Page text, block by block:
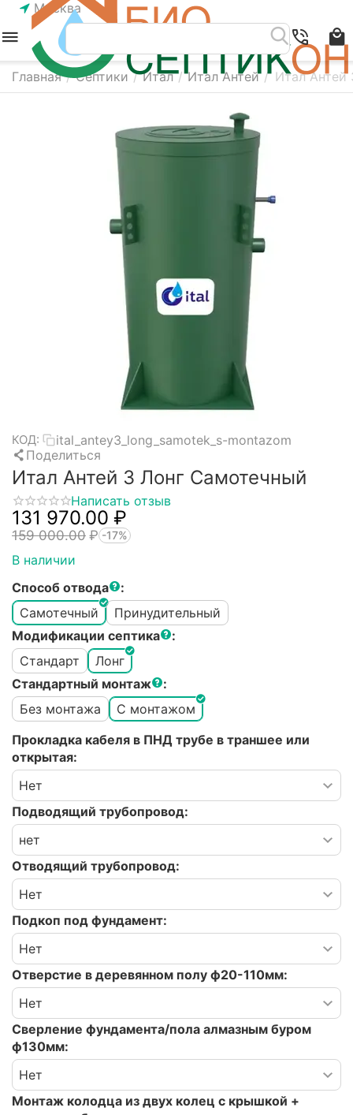
Москва
Главная / Септики / Итал / Итал Антей / Итал Антей
КОД:
ital_antey3_long_samotek_s-montazom
Поделиться
Итал Антей 3 Лонг Самотечный
Написать отзыв
131 970.00 ₽
159 000.00 ₽ -17%
В наличии
Способ отвода
:
Самотечный
Принудительный
Модификации септика
:
Стандарт
Лонг
Стандартный монтаж
:
Без монтажа
С монтажом
Прокладка кабеля в ПНД трубе в траншее или
открытая:
Подводящий трубопровод:
Отводящий трубопровод:
Подкоп под фундамент:
Отверстие в деревянном полу ф20-110мм:
Сверление фундамента/пола алмазным буром
ф130мм:
Монтаж колодца из двух колец с крышкой +